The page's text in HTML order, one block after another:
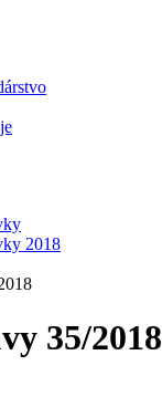
2018
35/2018